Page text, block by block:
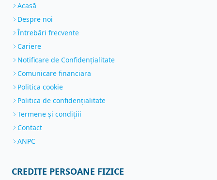
Acasă
Despre noi
Întrebări frecvente
Cariere
Notificare de Confidenţialitate
Comunicare financiara
Politica cookie
Politica de confidențialitate
Termene și condițiii
Contact
ANPC
CREDITE PERSOANE FIZICE